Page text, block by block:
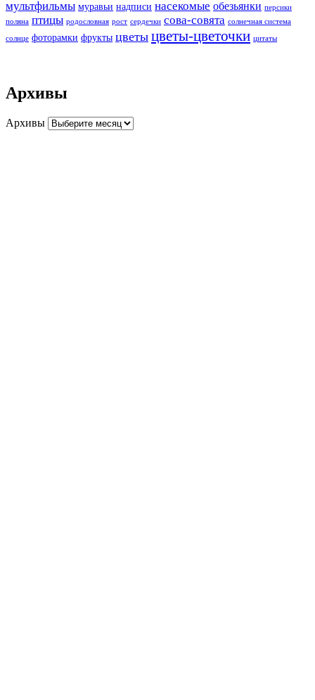
мультфильмы муравьи надписи насекомые обезьянки персики
поляна птицы родословная рост сердечки сова-совята солнечная система
солнце фоторамки фрукты цветы цветы-цветочки цитаты
Архивы
Архивы